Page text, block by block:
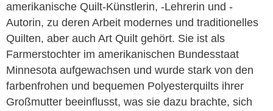
amerikanische Quilt-Künstlerin, -Lehrerin und -
Autorin, zu deren Arbeit modernes und traditionelles
Quilten, aber auch Art Quilt gehört. Sie ist als
Farmerstochter im amerikanischen Bundesstaat
Minnesota aufgewachsen und wurde stark von den
farbenfrohen und bequemen Polyesterquilts ihrer
Großmutter beeinflusst, was sie dazu brachte, sich